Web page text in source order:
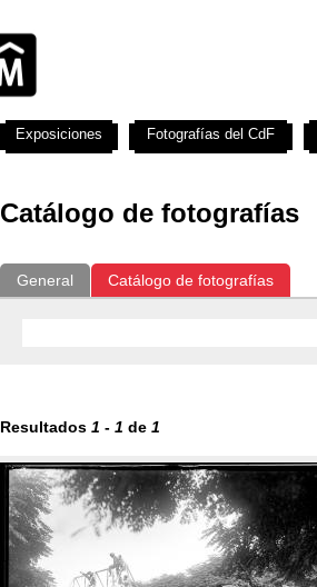
Catálogo de fotografías
General Catálogo de fotografías
Resultados 1 - 1 de 1
Exposiciones Fotografías del CdF